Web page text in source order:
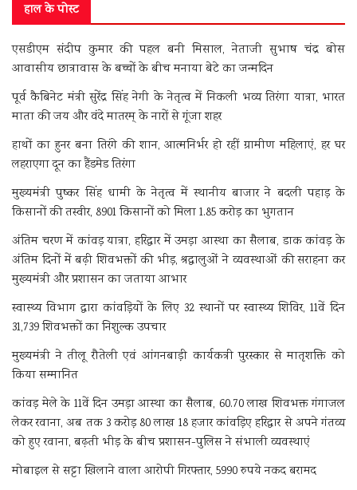
हाल के पोस्ट
एसडीएम संदीप कुमार की पहल बनी मिसाल, नेताजी सुभाष चंद्र बोस
आवासीय छात्रावास के बच्चों के बीच मनाया बेटे का जन्मदिन
पूर्व कैबिनेट मंत्री सुरेंद्र सिंह नेगी के नेतृत्व में निकली भव्य तिरंगा यात्रा, भारत
माता की जय और वंदे मातरम् के नारों से गूंजा शहर
हाथों का हुनर बना तिरंगे की शान, आत्मनिर्भर हो रहीं ग्रामीण महिलाएं, हर घर
लहराएगा दून का हैंडमेड तिरंगा
मुख्यमंत्री पुष्कर सिंह धामी के नेतृत्व में स्थानीय बाजार ने बदली पहाड़ के
किसानों की तस्वीर, 8901 किसानों को मिला 1.85 करोड़ का भुगतान
अंतिम चरण में कांवड़ यात्रा, हरिद्वार में उमड़ा आस्था का सैलाब, डाक कांवड़ के
अंतिम दिनों में बढ़ी शिवभक्तों की भीड़, श्रद्धालुओं ने व्यवस्थाओं की सराहना कर
मुख्यमंत्री और प्रशासन का जताया आभार
स्वास्थ्य विभाग द्वारा कांवड़ियों के लिए 32 स्थानों पर स्वास्थ्य शिविर, 11वें दिन
31,739 शिवभक्तों का निशुल्क उपचार
मुख्यमंत्री ने तीलू रौतेली एवं आंगनबाड़ी कार्यकत्री पुरस्कार से मातृशक्ति को
किया सम्मानित
कांवड़ मेले के 11वें दिन उमड़ा आस्था का सैलाब, 60.70 लाख शिवभक्त गंगाजल
लेकर रवाना, अब तक 3 करोड़ 80 लाख 18 हजार कांवड़िए हरिद्वार से अपने गंतव्य
को हुए रवाना, बढ़ती भीड़ के बीच प्रशासन-पुलिस ने संभाली व्यवस्थाएं
मोबाइल से सट्टा खिलाने वाला आरोपी गिरफ्तार, 5990 रुपये नकद बरामद